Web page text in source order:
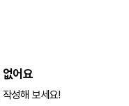
어요
성해 보세요!